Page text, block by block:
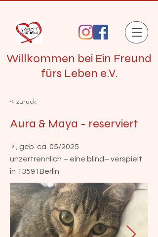
Willkommen bei Ein Freund
fürs Leben e.V.
< zurück
Aura & Maya - reserviert
♀, geb. ca. 05/2025
unzertrennlich – eine blind– verspielt
in 13591Berlin